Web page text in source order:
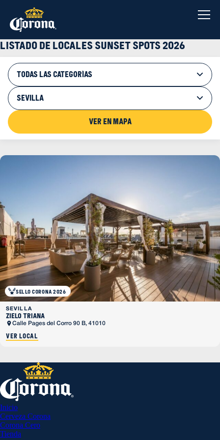
contenido
Listado de locales sunset spots 2026
TODAS LAS CATEGORÍAS
SEVILLA
Ver en mapa
SELLO CORONA 2026
SEVILLA
Zielo Triana
Calle Pages del Corro 90 B, 41010
Ver local
Inicio
Cerveza Corona
Corona Cero
Tienda